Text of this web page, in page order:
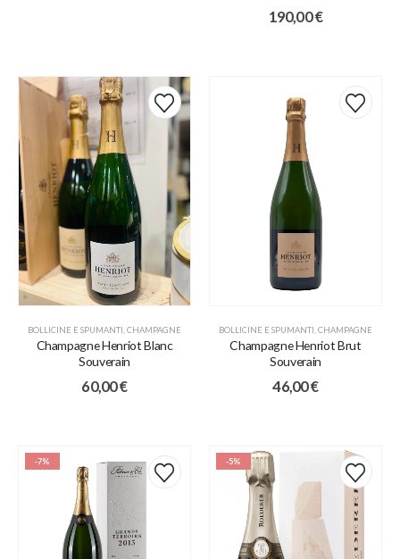
190,00€
BOLLICINE E SPUMANTI CHAMPAGNE
Champagne Henriot Blanc
Souverain
60,00€
BOLLICINE E SPUMANTI CHAMPAGNE
Champagne Henriot Brut
Souverain
46,00€
-7% -5%